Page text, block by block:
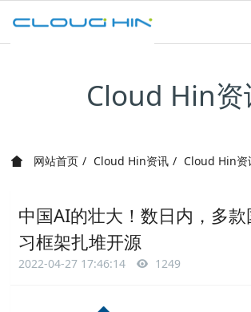
Cloud Hin资
网站首页 Cloud Hin资讯 Cloud Hin资
中国AI的壮大！数日内，多
习框架扎堆开源
2022-04-27 17:46:14 1249